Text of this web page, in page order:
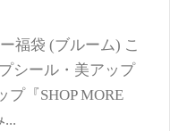
福袋 (ブルーム) こ
シール・美アップ
『SHOP MORE